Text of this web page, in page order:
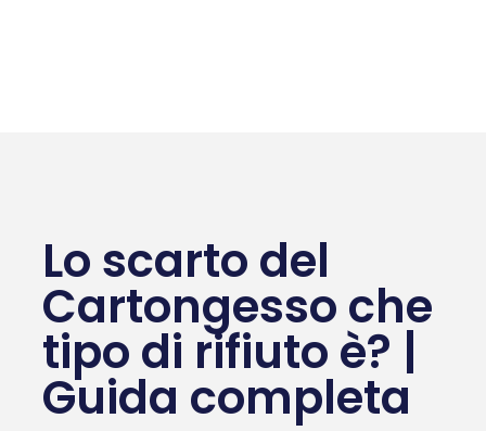
Lo scarto del
Cartongesso che
tipo di rifiuto è? |
Guida completa